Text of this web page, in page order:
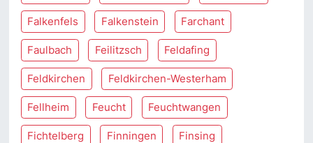
Falkenfels Falkenstein Farchant
Faulbach Feilitzsch Feldafing
Feldkirchen Feldkirchen-Westerham
Fellheim Feucht Feuchtwangen
Fichtelberg Finningen Finsing